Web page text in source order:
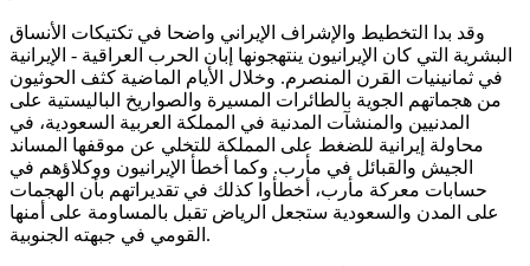
وقد بدا التخطيط والإشراف الإيراني واضحا في تكتيكات الأنساق
البشرية التي كان الإيرانيون ينتهجونها إبان الحرب العراقية - الإيرانية
في ثمانينيات القرن المنصرم. وخلال الأيام الماضية كثف الحوثيون
من هجماتهم الجوية بالطائرات المسيرة والصواريخ الباليستية على
المدنيين والمنشآت المدنية في المملكة العربية السعودية، في
محاولة إيرانية للضغط على المملكة للتخلي عن موقفها المساند
الجيش والقبائل في مأرب. وكما أخطأ الإيرانيون ووكلاؤهم في
حسابات معركة مأرب، أخطأوا كذلك في تقديراتهم بأن الهجمات
على المدن والسعودية ستجعل الرياض تقبل بالمساومة على أمنها
القومي في جبهته الجنوبية.